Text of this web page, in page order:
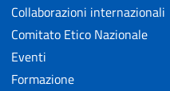
Collaborazioni internazionali
Comitato Etico Nazionale
Eventi
Formazione